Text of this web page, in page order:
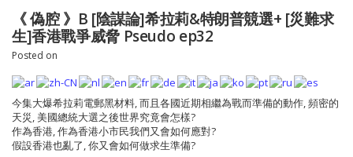
《 偽腔 》B [陰謀論]希拉莉&特朗普競選+ [災難求
生]香港戰爭威脅 Pseudo ep32
Posted on
今集大爆希拉莉電郵黑材料, 而且各國近期相繼為戰而準備的動作, 頻密的
天災, 美國總統大選之後世界究竟會怎樣?
作為香港, 作為香港小市民我們又會如何應對?
假設香港也亂了, 你又會如何做求生準備?